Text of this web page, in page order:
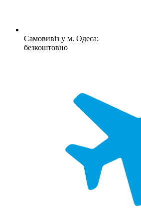
Самовивіз у м. Одеса:
безкоштовно